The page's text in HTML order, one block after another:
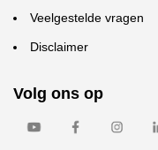
Veelgestelde vragen
Disclaimer
Volg ons op